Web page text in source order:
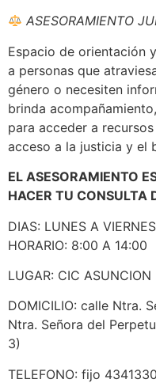
ASESORAMIENTO
Espacio de orientación
a personas que
género o necesiten
brinda
para acceder a
acceso a la justicia y el
EL ASESORAMIENTO
HACER TU CONSULTA
DIAS: LUNES A VIERNES
HORARIO: 8:00 A 14:00
LUGAR: CIC ASUNCION
DOMICILIO: calle Ntra.
Ntra. Señora del
3)
TELEFONO: fijo